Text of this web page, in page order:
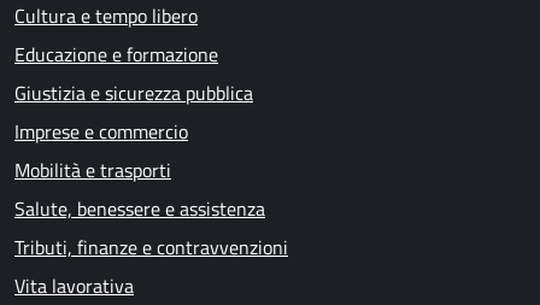
Cultura e tempo libero
Educazione e formazione
Giustizia e sicurezza pubblica
Imprese e commercio
Mobilità e trasporti
Salute, benessere e assistenza
Tributi, finanze e contravvenzioni
Vita lavorativa